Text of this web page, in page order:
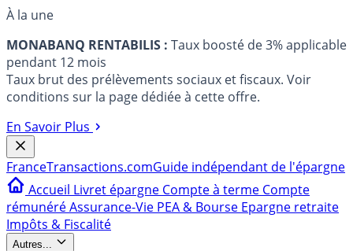
À la une
MONABANQ RENTABILIS : Taux boosté de 3% applicable
pendant 12 mois
Taux brut des prélèvements sociaux et fiscaux. Voir
conditions sur la page dédiée à cette offre.
En Savoir Plus
FranceTransactions.comGuide indépendant de l'épargne
Accueil Livret épargne Compte à terme Compte
rémunéréAssurance-Vie PEA & Bourse Epargne retraite
Impôts & Fiscalité
Autres...